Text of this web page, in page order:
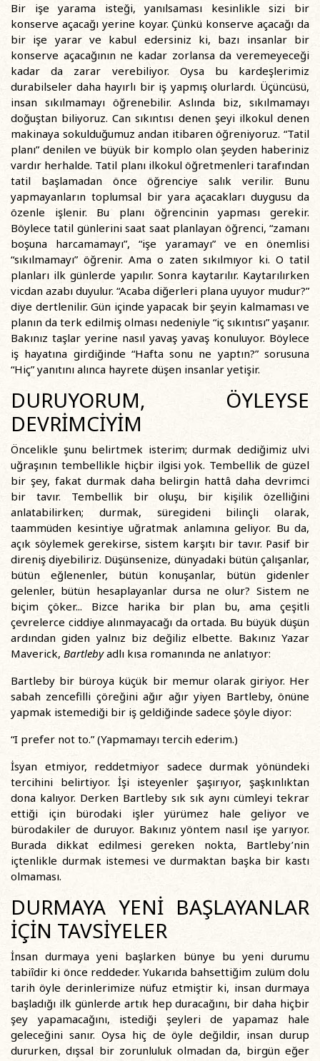
Bir işe yarama isteği, yanılsaması kesinlikle sizi bir
konserve açacağı yerine koyar. Çünkü konserve açacağı da
bir işe yarar ve kabul edersiniz ki, bazı insanlar bir
konserve açacağının ne kadar zorlansa da veremeyeceği
kadar da zarar verebiliyor. Oysa bu kardeşlerimiz
durabilseler daha hayırlı bir iş yapmış olurlardı. Üçüncüsü,
insan sıkılmamayı öğrenebilir. Aslında biz, sıkılmamayı
doğuştan biliyoruz. Can sıkıntısı denen şeyi ilkokul denen
makinaya sokulduğumuz andan itibaren öğreniyoruz. “Tatil
planı” denilen ve büyük bir komplo olan şeyden haberiniz
vardır herhalde. Tatil planı ilkokul öğretmenleri tarafından
tatil başlamadan önce öğrenciye salık verilir. Bunu
yapmayanların toplumsal bir yara açacakları duygusu da
özenle işlenir. Bu planı öğrencinin yapması gerekir.
Böylece tatil günlerini saat saat planlayan öğrenci, “zamanı
boşuna harcamamayı”, “işe yaramayı” ve en önemlisi
“sıkılmamayı” öğrenir. Ama o zaten sıkılmıyor ki. O tatil
planları ilk günlerde yapılır. Sonra kaytarılır. Kaytarılırken
vicdan azabı duyulur. “Acaba diğerleri plana uyuyor mudur?”
diye dertlenilir. Gün içinde yapacak bir şeyin kalmaması ve
planın da terk edilmiş olması nedeniyle “iç sıkıntısı” yaşanır.
Bakınız taşlar yerine nasıl yavaş yavaş konuluyor. Böylece
iş hayatına girdiğinde “Hafta sonu ne yaptın?” sorusuna
“Hiç” yanıtını alınca hayrete düşen insanlar yetişir.
DURUYORUM, ÖYLEYSE
DEVRİMCİYİM
Öncelikle şunu belirtmek isterim; durmak dediğimiz ulvi
uğraşının tembellikle hiçbir ilgisi yok. Tembellik de güzel
bir şey, fakat durmak daha belirgin hattâ daha devrimci
bir tavır. Tembellik bir oluşu, bir kişilik özelliğini
anlatabilirken; durmak, süregideni bilinçli olarak,
taammüden kesintiye uğratmak anlamına geliyor. Bu da,
açık söylemek gerekirse, sistem karşıtı bir tavır. Pasif bir
direniş diyebiliriz. Düşünsenize, dünyadaki bütün çalışanlar,
bütün eğlenenler, bütün konuşanlar, bütün gidenler
gelenler, bütün hesaplayanlar dursa ne olur? Sistem ne
biçim çöker... Bizce harika bir plan bu, ama çeşitli
çevrelerce ciddiye alınmayacağı da ortada. Bu büyük düşün
ardından giden yalnız biz değiliz elbette. Bakınız Yazar
Maverick, Bartlebyadlı kısa romanında ne anlatıyor:
Bartleby bir büroya küçük bir memur olarak giriyor. Her
sabah zencefilli çöreğini ağır ağır yiyen Bartleby, önüne
yapmak istemediği bir iş geldiğinde sadece şöyle diyor:
“I prefer not to.” (Yapmamayı tercih ederim.)
İsyan etmiyor, reddetmiyor sadece durmak yönündeki
tercihini belirtiyor. İşi isteyenler şaşırıyor, şaşkınlıktan
dona kalıyor. Derken Bartleby sık sık aynı cümleyi tekrar
ettiği için bürodaki işler yürümez hale geliyor ve
bürodakiler de duruyor. Bakınız yöntem nasıl işe yarıyor.
Burada dikkat edilmesi gereken nokta, Bartleby’nin
içtenlikle durmak istemesi ve durmaktan başka bir kastı
olmaması.
DURMAYA YENİ BAŞLAYANLAR
İÇİN TAVSİYELER
İnsan durmaya yeni başlarken bünye bu yeni durumu
tabiîdir ki önce reddeder. Yukarıda bahsettiğim zulüm dolu
tarih öyle derinlerimize nüfuz etmiştir ki, insan durmaya
başladığı ilk günlerde artık hep duracağını, bir daha hiçbir
şey yapamacağını, istediği şeyleri de yapamaz hale
geleceğini sanır. Oysa hiç de öyle değildir, insan durup
dururken, dışsal bir zorunluluk olmadan da, birgün eğer